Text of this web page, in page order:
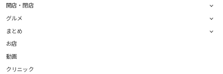
開店・閉店
グルメ
まとめ
お店
動画
クリニック